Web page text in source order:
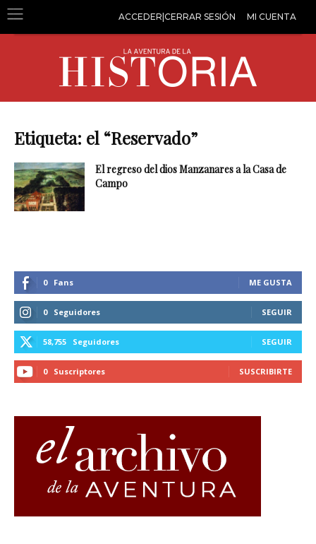
ACCEDER|CERRAR SESIÓN MI CUENTA
Etiqueta: el “Reservado”
El regreso del dios Manzanares a la Casa de
Campo
0 Fans ME GUSTA
0 Seguidores SEGUIR
58,755 Seguidores SEGUIR
0 Suscriptores SUSCRIBIRTE